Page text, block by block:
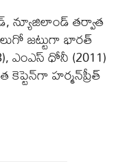
న్యూజిలాండ్ తర్వాత
జట్టుగా భారత్
ఎంఎస్ ధోనీ (2011)
కెప్టెన్‌గా హర్మన్‌ప్రీత్